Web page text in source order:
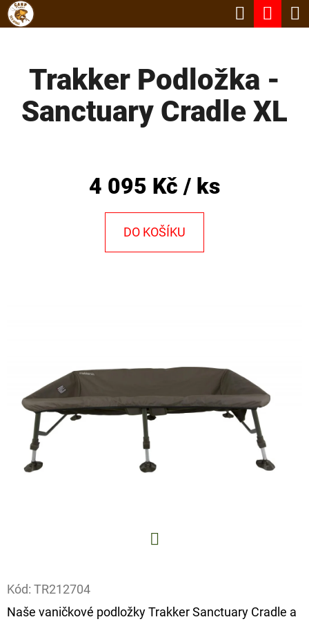
Přejít
Hledat
Trakker Podložka -
Sanctuary Cradle XL
4 095 Kč / ks
DO KOŠÍKU
Kód: TR212704
Naše vaničkové podložky Trakker Sanctuary Cradle a
K
O